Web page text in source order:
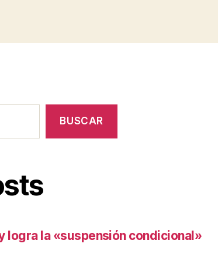
BUSCAR
logra la «suspensión condicional»